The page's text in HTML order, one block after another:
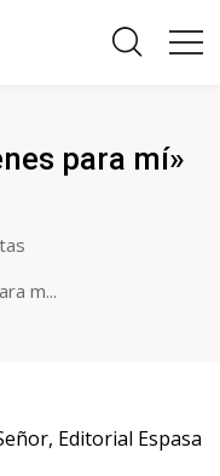
para mí»
m...
Editorial Espasa